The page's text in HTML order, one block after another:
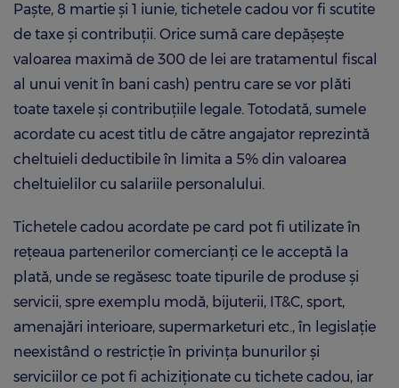
Paşte, 8 martie şi 1 iunie, tichetele cadou vor fi scutite
de taxe şi contribuții. Orice sumă care depășește
valoarea maximă de 300 de lei are tratamentul fiscal
al unui venit în bani cash) pentru care se vor plăti
toate taxele și contribuțiile legale. Totodată, sumele
acordate cu acest titlu de către angajator reprezintă
cheltuieli deductibile în limita a 5% din valoarea
cheltuielilor cu salariile personalului.
Tichetele cadou acordate pe card pot fi utilizate în
reţeaua partenerilor comercianţi ce le acceptă la
plată, unde se regăsesc toate tipurile de produse și
servicii, spre exemplu modă, bijuterii, IT&C, sport,
amenajări interioare, supermarketuri etc., în legislație
neexistând o restricție în privința bunurilor și
serviciilor ce pot fi achiziționate cu tichete cadou, iar